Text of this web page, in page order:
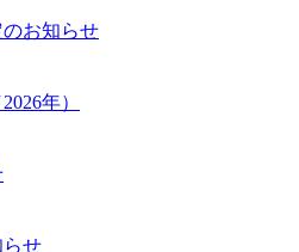
お知らせ
年）
せ